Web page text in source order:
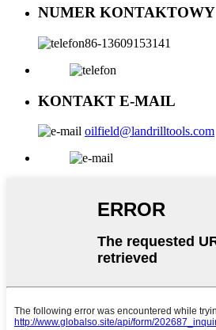
NUMER KONTAKTOWY
86-13609153141
KONTAKT E-MAIL
oilfield@landrilltools.com